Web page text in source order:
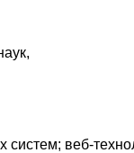
систем; веб-